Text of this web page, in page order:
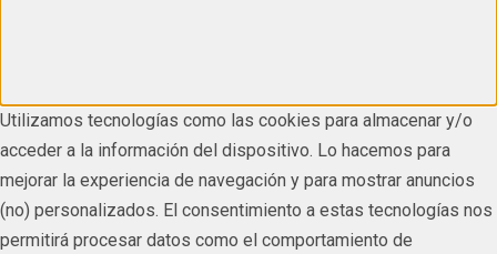
Utilizamos tecnologías como las cookies para almacenar y/o
acceder a la información del dispositivo. Lo hacemos para
mejorar la experiencia de navegación y para mostrar anuncios
(no) personalizados. El consentimiento a estas tecnologías nos
permitirá procesar datos como el comportamiento de